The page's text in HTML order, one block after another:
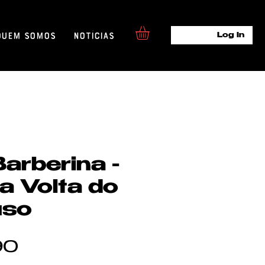
Somos Notícias Log In
-
Volta do